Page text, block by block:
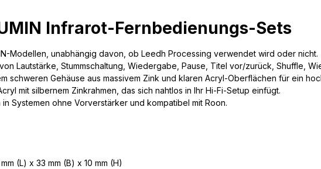
Infrarot-Fernbedienungs-Sets
Modellen, unabhängig davon, ob Leedh Processing verwendet wird oder nicht.
Lautstärke, Stummschaltung, Wiedergabe, Pause, Titel vor/zurück, Shuffle,
schweren Gehäuse aus massivem Zink und klaren Acryl-Oberflächen für ein
mit silbernem Zinkrahmen, das sich nahtlos in Ihr Hi-Fi-Setup einfügt.
Systemen ohne Vorverstärker und kompatibel mit Roon.
(L) x 33 mm (B) x 10 mm (H)